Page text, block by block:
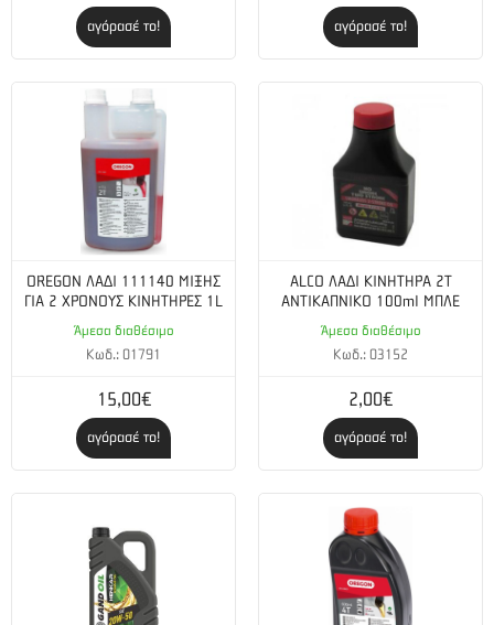
αγόρασέ το! αγόρασέ το!
OREGON ΛΑΔΙ 111140 ΜΙΞΗΣ
ΓΙΑ 2 ΧΡΟΝΟΥΣ ΚΙΝΗΤΗΡΕΣ 1L
Άμεσα διαθέσιμο
Κωδ.: 01791
15,00€
αγόρασέ το!
ALCO ΛΑΔΙ ΚΙΝΗΤΗΡΑ 2Τ
ΑΝΤΙΚΑΠΝΙΚΟ 100ml ΜΠΛΕ
Άμεσα διαθέσιμο
Κωδ.: 03152
2,00€
αγόρασέ το!